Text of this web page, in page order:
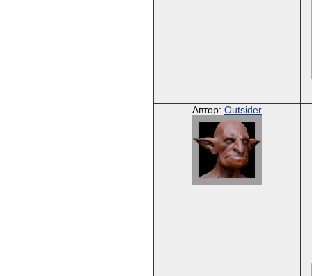
Автор: Outsider